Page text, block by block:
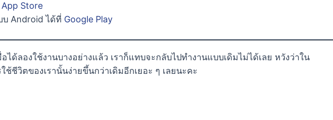
App Store
Android ได้ที่ Google Play
ด้ลองใช้งานบางอย่างแล้ว เราก็แทบจะกลับไปทำงานแบบเดิมไม่ได้เลย หวังว่าใน
วิตของเรานั้นง่ายขึ้นกว่าเดิมอีกเยอะ ๆ เลยนะคะ